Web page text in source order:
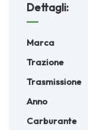
Dettagli:
Marca
Trazione
Trasmissione
Anno
Carburante